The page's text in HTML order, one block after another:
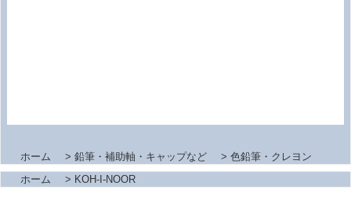
ホーム > 鉛筆・補助軸・キャップなど > 色鉛筆・クレヨン
ホーム
> KOH-I-NOOR